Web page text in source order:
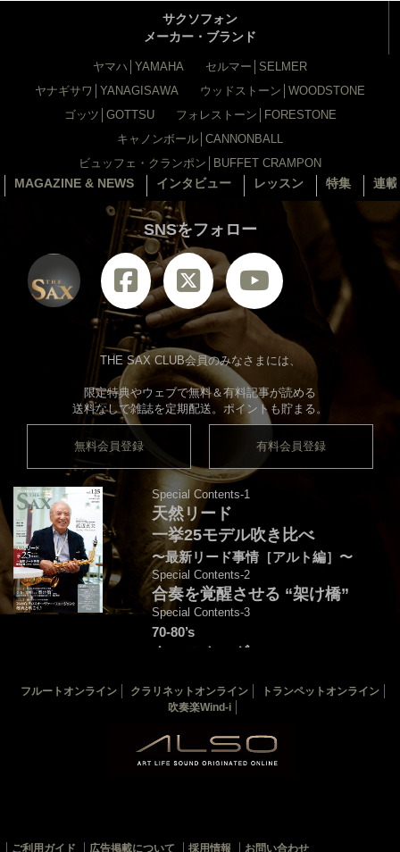
サクソフォン
メーカー・ブランド
ヤマハ│YAMAHA
セルマー│SELMER
ヤナギサワ│YANAGISAWA
ウッドストーン│WOODSTONE
ゴッツ│GOTTSU
フォレストーン│FORESTONE
キャノンボール│CANNONBALL
ビュッフェ・クランポン│BUFFET CRAMPON
MAGAZINE & NEWS インタビュー レッスン 特集 連
SNSをフォロー
THE SAX CLUB会員のみなさまには、
限定特典やウェブで無料＆有料記事が読める
送料なしで雑誌を定期配送。ポイントも貯まる。
無料会員登録 有料会員登録
Special Contents-1
天然リード
一挙25モデル吹き比べ
〜最新リード事情［アルト編］〜
Special Contents-2
合奏を覚醒させる “架け橋”
Special Contents-3
70-80’s
クロスオーヴァー・
音源連動：演奏＆解説by後藤天太
カバー：渡辺貞夫
THE SAX バックナンバー
フルートオンライン クラリネットオンライン
トランペットオンライン
吹奏楽Wind-i
ご利用ガイド 広告掲載について 採用情報 お問い合わせ